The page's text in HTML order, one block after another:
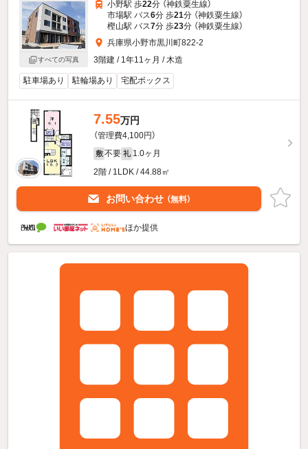
すべての写真
小野駅 歩22分 （神鉄粟生線）
市場駅 バス6分 歩21分 （神鉄粟生線）
樫山駅 バス7分 歩23分 （神鉄粟生線）
兵庫県小野市黒川町822-2
3階建 / 1年11ヶ月 / 木造
駐車場あり 駐輪場あり 宅配ボックス
7.55万円
（管理費4,100円）
敷 不要 礼 1.0ヶ月
2階 / 1LDK / 44.88㎡
お問い合わせ （無料）
ほか提供